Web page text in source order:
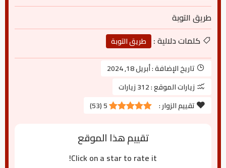
طريق التوبة
كلمات دلالية :
طريق التوبة
تاريخ الإضافة :أبريل 18, 2024
زيارات الموقع :312 زيارات
تقييم الزوار :
5
(
53
)
تقييم هذا الموقع
Click on a star to rate it!